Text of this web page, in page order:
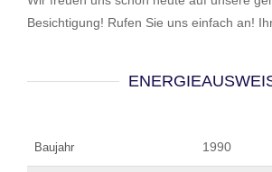
Besichtigung! Rufen Sie uns einfach an!
Baujahr 1990